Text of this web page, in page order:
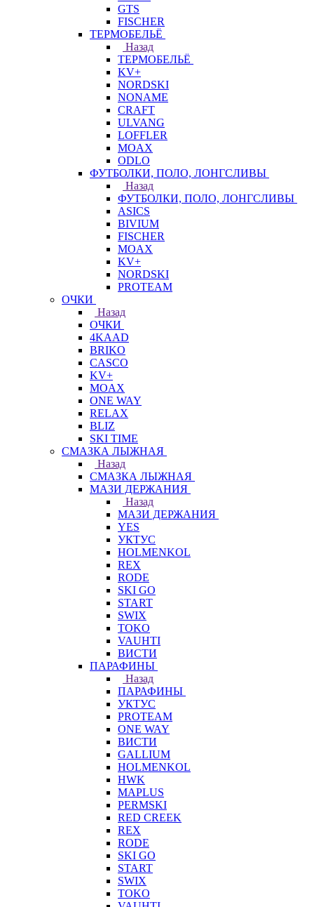
GTS
FISCHER
ТЕРМОБЕЛЬЁ
Назад
ТЕРМОБЕЛЬЁ
KV+
NORDSKI
NONAME
CRAFT
ULVANG
LOFFLER
MOAX
ODLO
ФУТБОЛКИ, ПОЛО, ЛОНГСЛИВЫ
Назад
ФУТБОЛКИ, ПОЛО, ЛОНГСЛИВЫ
ASICS
BIVIUM
FISCHER
MOAX
KV+
NORDSKI
PROTEAM
ОЧКИ
Назад
ОЧКИ
4KAAD
BRIKO
CASCO
KV+
MOAX
ONE WAY
RELAX
BLIZ
SKI TIME
СМАЗКА ЛЫЖНАЯ
Назад
СМАЗКА ЛЫЖНАЯ
МАЗИ ДЕРЖАНИЯ
Назад
МАЗИ ДЕРЖАНИЯ
YES
УКТУС
HOLMENKOL
REX
RODE
SKI GO
START
SWIX
TOKO
VAUHTI
ВИСТИ
ПАРАФИНЫ
Назад
ПАРАФИНЫ
УКТУС
PROTEAM
ONE WAY
ВИСТИ
GALLIUM
HOLMENKOL
HWK
MAPLUS
PERMSKI
RED CREEK
REX
RODE
SKI GO
START
SWIX
TOKO